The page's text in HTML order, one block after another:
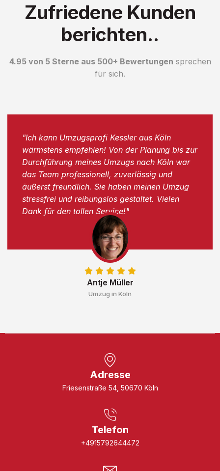
Zufriedene Kunden
berichten..
4.95 von 5 Sterne aus 500+ Bewertungen sprechen
für sich.
Antje Müller
Umzug in Köln
"Ich kann Umzugsprofi Kessler aus Köln
wärmstens empfehlen! Von der Planung bis zur
Durchführung meines Umzugs nach Köln war
das Team professionell, zuverlässig und
äußerst freundlich. Sie haben meinen Umzug
stressfrei und reibungslos gestaltet. Vielen
Dank für den tollen Service!"
Adresse
Friesenstraße 54, 50670 Köln
Telefon
+4915792644472